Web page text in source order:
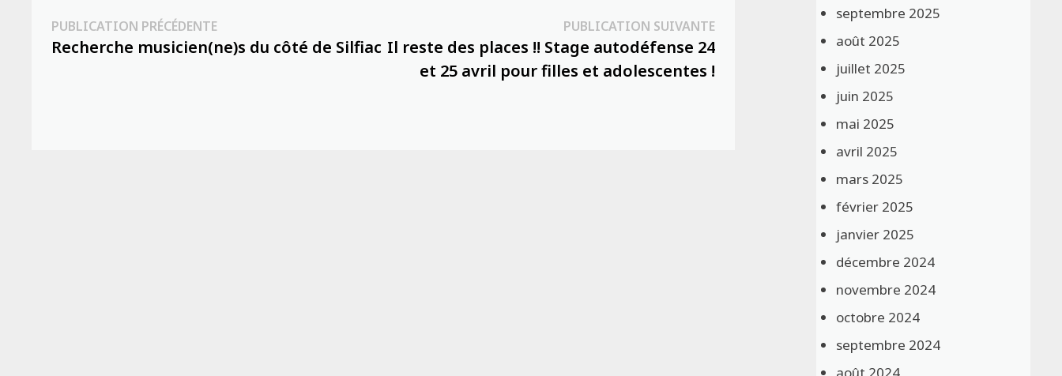
Navigation
de
PUBLICATION PRÉCÉDENTEPublication
précédente :
Recherche musicien(ne)s du côté de Silfiac
PUBLICATION SUIVANTEPublication
suivante :
Il reste des places !! Stage autodéfense 24
et 25 avril pour filles et adolescentes !
septembre 2025
août 2025
juillet 2025
juin 2025
mai 2025
avril 2025
mars 2025
février 2025
janvier 2025
décembre 2024
novembre 2024
octobre 2024
septembre 2024
août 2024